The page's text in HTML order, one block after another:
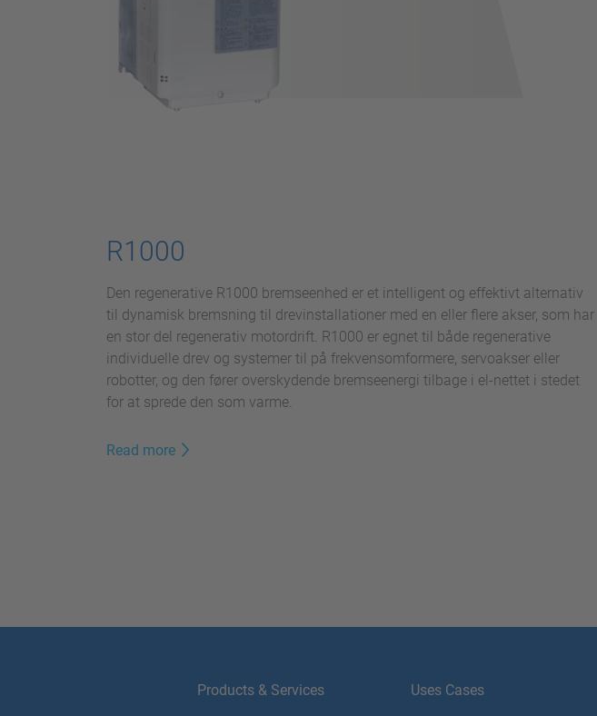
R1000
Den regenerative R1000 bremseenhed er et intelligent og effektivt alternativ
til dynamisk bremsning til drevinstallationer med en eller flere akser, som har
en stor del regenerativ motordrift. R1000 er egnet til både regenerative
individuelle drev og systemer til på frekvensomformere, servoakser eller
robotter, og den fører overskydende bremseenergi tilbage i el-nettet i stedet
for at sprede den som varme.
Read more
Products & Services Uses Cases